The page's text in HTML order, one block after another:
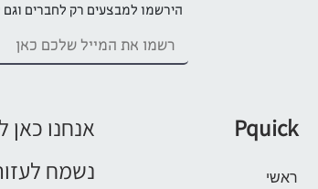
הירשמו למבצעים רק לחברים
Pquick
ראשי
אנחנו כאן
נשמח